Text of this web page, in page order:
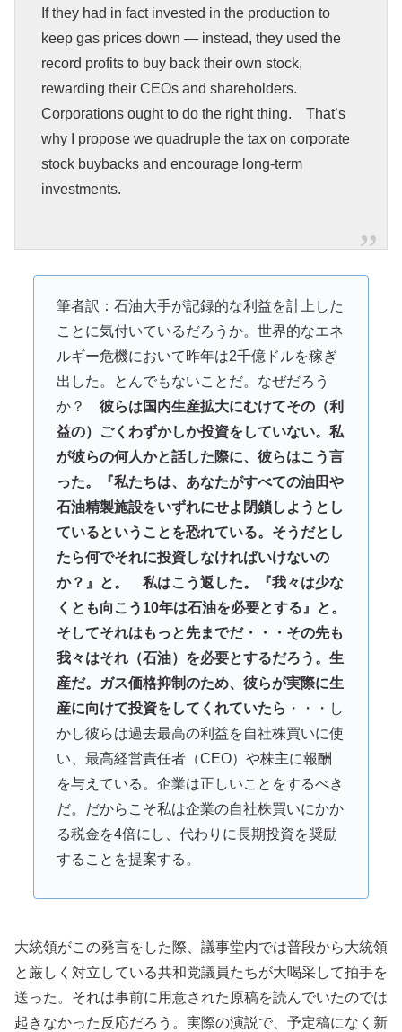
If they had in fact invested in the production to
keep gas prices down — instead, they used the
record profits to buy back their own stock,
rewarding their CEOs and shareholders.
Corporations ought to do the right thing. That’s
why I propose we quadruple the tax on corporate
stock buybacks and encourage long-term
investments.
筆者訳：石油大手が記録的な利益を計上した
ことに気付いているだろうか。世界的なエネ
ルギー危機において昨年は2千億ドルを稼ぎ
出した。とんでもないことだ。なぜだろう
か？ 彼らは国内生産拡大にむけてその（利
益の）ごくわずかしか投資をしていない。私
が彼らの何人かと話した際に、彼らはこう言
った。『私たちは、あなたがすべての油田や
石油精製施設をいずれにせよ閉鎖しようとし
ているということを恐れている。そうだとし
たら何でそれに投資しなければいけないの
か？』と。 私はこう返した。『我々は少な
くとも向こう10年は石油を必要とする』と。
そしてそれはもっと先までだ・・・その先も
我々はそれ（石油）を必要とするだろう。生
産だ。ガス価格抑制のため、彼らが実際に生
産に向けて投資をしてくれていたら ・・・し
かし彼らは過去最高の利益を自社株買いに使
い、最高経営責任者（CEO）や株主に報酬
を与えている。企業は正しいことをするべき
だ。だからこそ私は企業の自社株買いにかか
る税金を4倍にし、代わりに長期投資を奨励
することを提案する。
大統領がこの発言をした際、議事堂内では普段から大統領
と厳しく対立している共和党議員たちが大喝采して拍手を
送った。それは事前に用意された原稿を読んでいたのでは
起きなかった反応だろう。実際の演説で、予定稿になく新